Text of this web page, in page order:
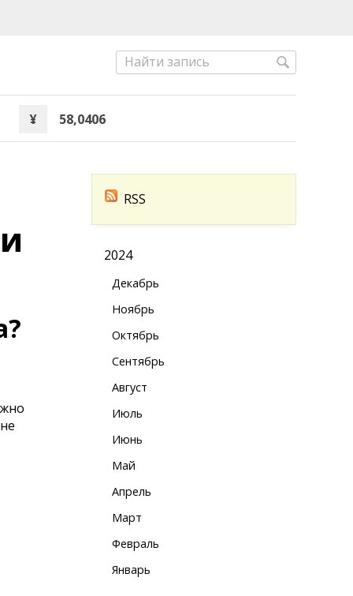
¥ 58,0406
RSS
2024
Декабрь
Ноябрь
Октябрь
Сентябрь
Август
Июль
Июнь
Май
Апрель
Март
Февраль
Январь